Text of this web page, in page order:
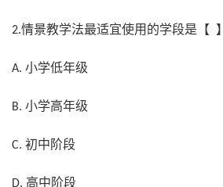
2.情景教学法最适宜使用的学段是【 】
A. 小学低年级
B. 小学高年级
C. 初中阶段
D. 高中阶段